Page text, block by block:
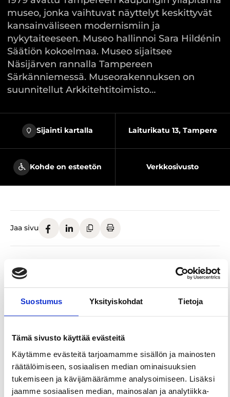
Suostumus Yksityiskohdat Tietoja
Tämä sivusto käyttää evästeitä
Käytämme evästeitä tarjoamamme sisällön ja mainosten
räätälöimiseen, sosiaalisen median ominaisuuksien
tukemiseen ja kävijämäärämme analysoimiseen. Lisäksi
jaamme sosiaalisen median, mainosalan ja analytiikka-
museo, jonka vaihtuvat näyttelyt keskittyvät
kansainväliseen modernismiin ja
nykytaiteeseen. Museo hallinnoi Sara Hildénin
Säätiön kokoelmaa. Museo sijaitsee
Näsijärven rannalla Tampereen
Särkänniemessä. Museorakennuksen on
suunnitellut Arkkitehtitoimisto…
Sijainti kartalla Laiturikatu 13, Tampere
Kohde on esteetön Verkkosivusto
Jaa sivu
museo, jonka vaihtuvat näyttelyt keskittyvät
kansainväliseen modernismiin ja nykytaiteeseen.
Museo hallinnoi Sara Hildénin Säätiön kokoelmaa.
Särkänniemessä. Museorakennuksen on
suunnitellut Arkkitehtitoimisto Pekka Ilveskoski.
Se avautui vuonna 1979 samaan aikaan
rakennuksen ympärille levittäytyvän
veistospuiston kanssa. Näyttelykäynnin
yhteydessä voi vierailla museorakennuksessa